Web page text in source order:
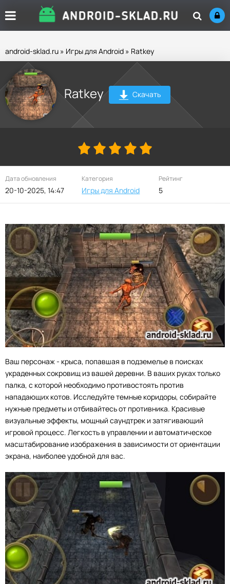
android-sklad.ru » Игры для Android » Ratkey
Ratkey Скачать
Дата обновления
20-10-2025, 14:47
Категория
Игры для Android
Рейтинг
5
Ваш персонаж - крыса, попавшая в подземелье в поисках
украденных сокровищ из вашей деревни. В ваших руках только
палка, с которой необходимо противостоять против
нападающих котов. Исследуйте темные коридоры, собирайте
нужные предметы и отбивайтесь от противника. Красивые
визуальные эффекты, мощный саундтрек и затягивающий
игровой процесс. Легкость в управлении и автоматическое
масштабирование изображения в зависимости от ориентации
экрана, наиболее удобной для вас.